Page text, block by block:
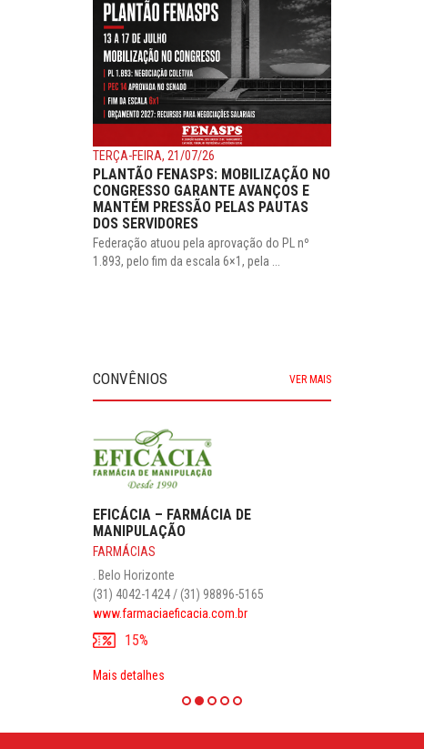
TERÇA-FEIRA, 21/07/26
PLANTÃO FENASPS: MOBILIZAÇÃO NO
CONGRESSO GARANTE AVANÇOS E
MANTÉM PRESSÃO PELAS PAUTAS
DOS SERVIDORES
Federação atuou pela aprovação do PL nº
1.893, pelo fim da escala 6×1, pela ...
CONVÊNIOS VER MAIS
EFICÁCIA – FARMÁCIA DE
MANIPULAÇÃO
FARMÁCIAS
. Belo Horizonte
(31) 4042-1424 / (31) 98896-5165
www.farmaciaeficacia.com.br
15%
Mais detalhes